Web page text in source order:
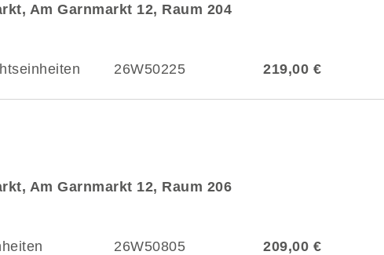
Am Garnmarkt 12, Raum 204
26W50225 219,00 €
Am Garnmarkt 12, Raum 206
26W50805 209,00 €